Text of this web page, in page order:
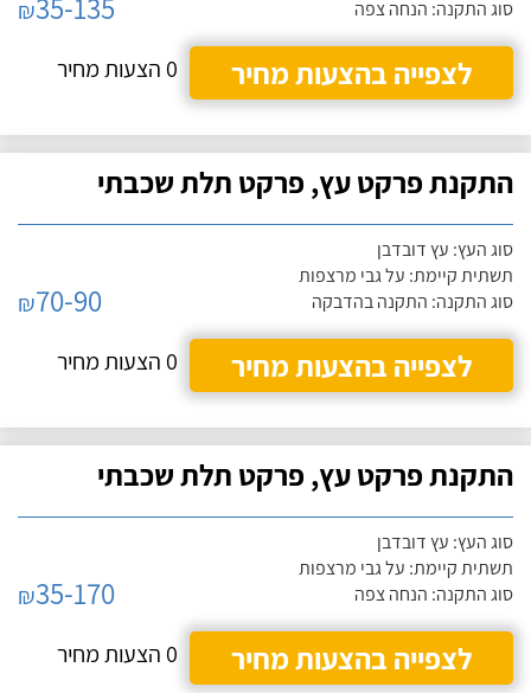
סוג התקנה: הנחה צפה
₪
לצפייה בהצעות מחיר
0 הצעות מחיר
התקנת פרקט עץ, פרקט תלת שכבתי
סוג העץ: עץ דובדבן
תשתית קיימת: על גבי מרצפות
סוג התקנה: התקנה בהדבקה
₪70-90
לצפייה בהצעות מחיר
0 הצעות מחיר
התקנת פרקט עץ, פרקט תלת שכבתי
סוג העץ: עץ דובדבן
תשתית קיימת: על גבי מרצפות
סוג התקנה: הנחה צפה
₪35-170
לצפייה בהצעות מחיר
0 הצעות מחיר